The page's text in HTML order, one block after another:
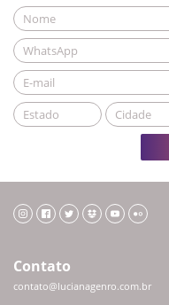
Contato
contato@lucianagenro.com.br